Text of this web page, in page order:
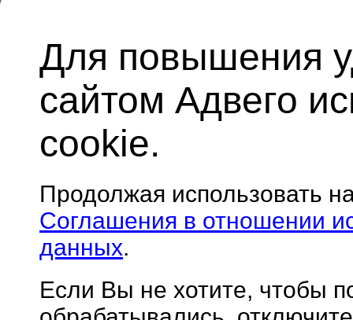
Для повышения
сайтом Адвего
cookie.
Продолжая использовать
Соглашения в отношении
данных.
Если Вы не хотите, чтобы